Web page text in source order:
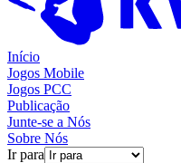
Início
Jogos Mobile
Jogos PCC
Publicação
Junte-se a Nós
Sobre Nós
Ir para